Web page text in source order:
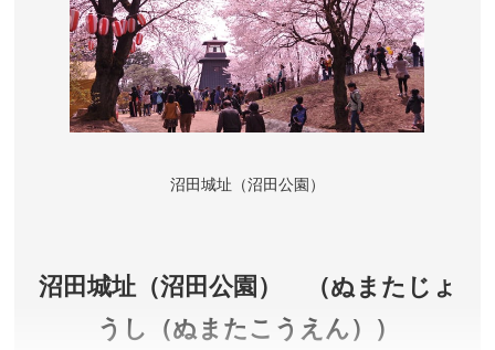
群馬県・新潟県・栃木県・福島県
アクセス／下記公式サイトをご確認ください。
お問い合わせ／0278-58-3222(一般社団法人 片品村観
光協会)
公益財団法人 尾瀬保護財団 公式サイト
沼田城址（沼田公園）
沼田城址（沼田公園） （ぬまたじょ
うし（ぬまたこうえん））